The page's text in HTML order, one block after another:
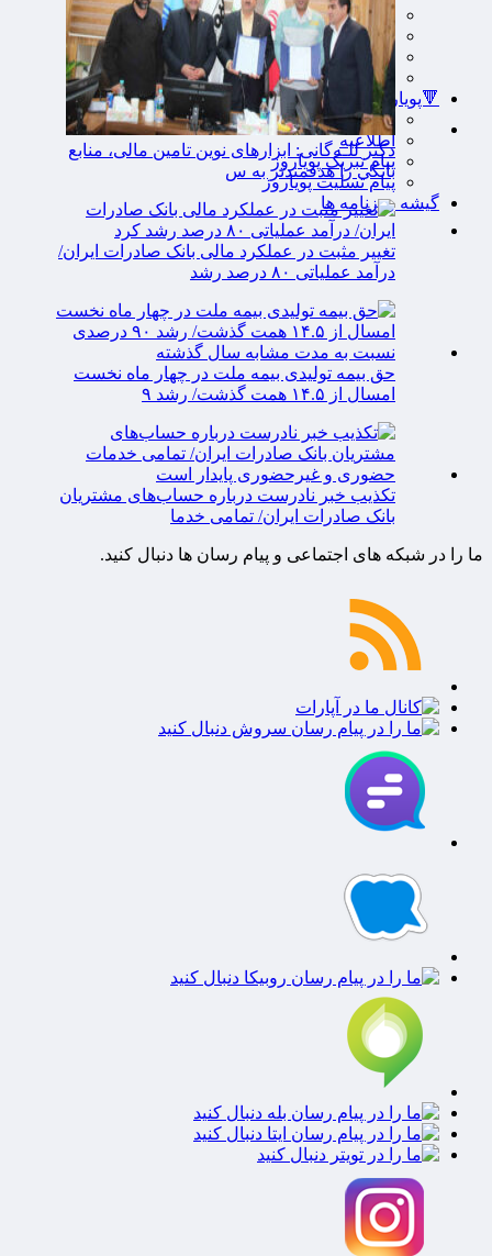
مرکزی
هرمزگان
همدان
یزد
🔻پویاروز
یادداشت پویاروز
اطلاعیه
پیام تبریک پویاروز
پیام تسلیت پویاروز
گیشه روزنامه ها
دکتر للـه‌گانی: ابزارهای نوین تامین مالی، منابع
بانکی را هدفمندتر به س
تغییر مثبت در عملکرد مالی بانک صادرات ایران/
درآمد عملیاتی ۸۰ درصد رشد
حق بیمه تولیدی بیمه ملت در چهار ماه نخست
امسال از ۱۴.۵ همت گذشت/ رشد ۹
تکذیب خبر نادرست درباره حساب‌های مشتریان
بانک صادرات ایران/ تمامی خدما
ما را در شبکه های اجتماعی و پیام رسان ها دنبال کنید.